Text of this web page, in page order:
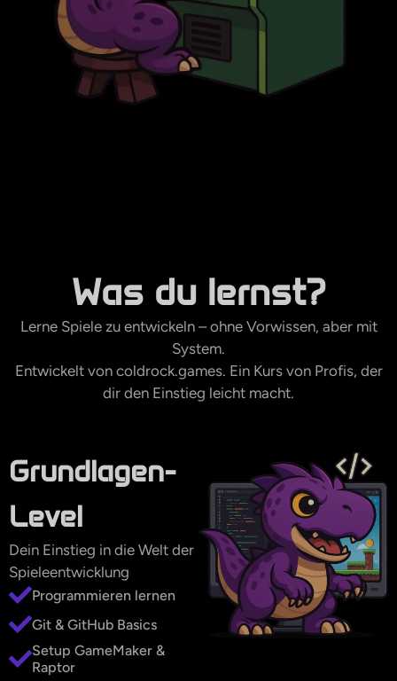
Was du lernst?
Lerne Spiele zu entwickeln – ohne Vorwissen, aber mit
System.
Entwickelt von coldrock.games. Ein Kurs von Profis, der
dir den Einstieg leicht macht.
Grundlagen-
Level
Dein Einstieg in die Welt der
Spieleentwicklung
Programmieren lernen
Git & GitHub Basics
Setup GameMaker &
Raptor